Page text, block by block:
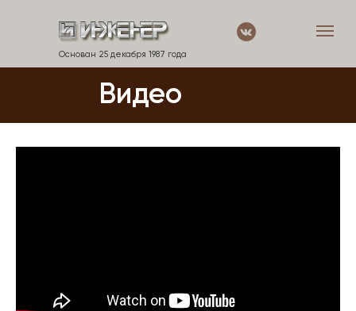
Основан 25 декабря 1987 года
Видео